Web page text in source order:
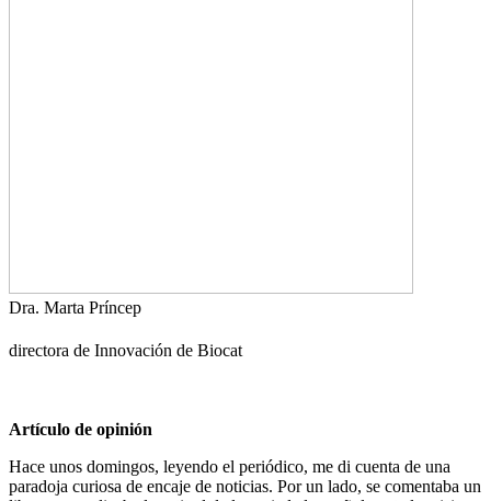
Dra. Marta Príncep
directora de Innovación de Biocat
Artículo de opinión
Hace unos domingos, leyendo el periódico, me di cuenta de una
paradoja curiosa de encaje de noticias. Por un lado, se comentaba un